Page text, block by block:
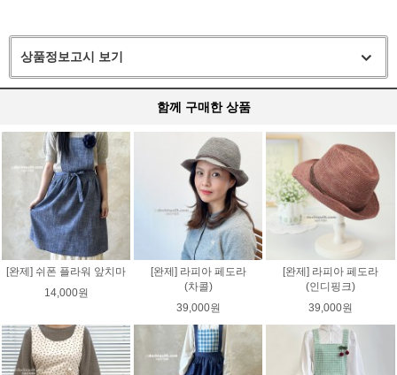
상품정보고시 보기
함께 구매한 상품
[완제] 쉬폰 플라워 앞치마
14,000원
[완제] 라피아 페도라
(차콜)
39,000원
[완제] 라피아 페도라
(인디핑크)
39,000원